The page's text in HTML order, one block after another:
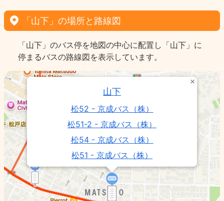
「山下」の場所と路線図
「山下」のバス停を地図の中心に配置し「山下」に
停まるバスの路線図を表示しています。
山下
松52 - 京成バス（株）
松51-2 - 京成バス（株）
松54 - 京成バス（株）
松51 - 京成バス（株）
高塚梨香台線 16 16A - 松戸新京成バス
（株）
松55 - 京成バス（株）